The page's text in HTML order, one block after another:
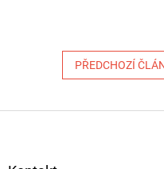
PŘEDCHOZÍ